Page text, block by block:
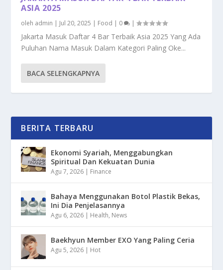
ASIA 2025
oleh admin | Jul 20, 2025 | Food | 0 |
Jakarta Masuk Daftar 4 Bar Terbaik Asia 2025 Yang Ada
Puluhan Nama Masuk Dalam Kategori Paling Oke...
BACA SELENGKAPNYA
BERITA TERBARU
Ekonomi Syariah, Menggabungkan
Spiritual Dan Kekuatan Dunia
Agu 7, 2026 | Finance
Bahaya Menggunakan Botol Plastik Bekas,
Ini Dia Penjelasannya
Agu 6, 2026 | Health, News
Baekhyun Member EXO Yang Paling Ceria
Agu 5, 2026 | Hot